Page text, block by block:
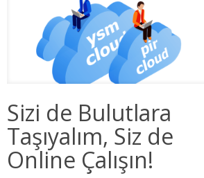
Sizi de Bulutlara
Taşıyalım, Siz de
Online Çalışın!